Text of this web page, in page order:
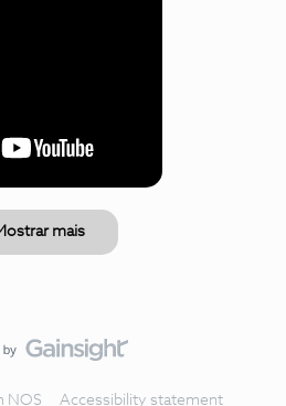
mais
NOS Accessibility statement